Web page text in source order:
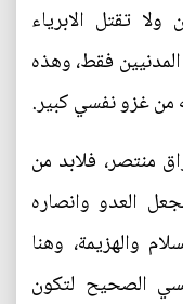
تقتل الابرياء
فقط، وهذه
من غزو نفسي كبير.
منتصر، فلابد من
العدو وانصاره
والهزيمة، وهنا
الصحيح لتكون